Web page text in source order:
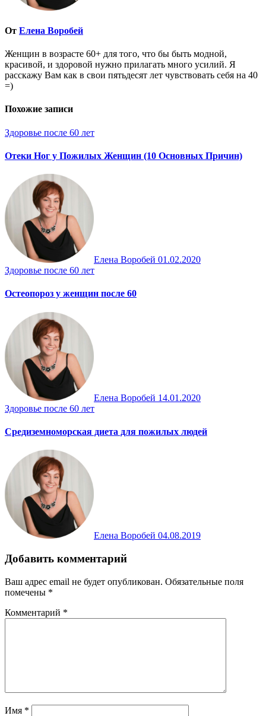
От Елена Воробей
Женщин в возрасте 60+ для того, что бы быть модной,
красивой, и здоровой нужно прилагать много усилий. Я
расскажу Вам как в свои пятьдесят лет чувствовать себя на 40
=)
Похожие записи
Здоровье после 60 лет
Отеки Ног у Пожилых Женщин (10 Основных Причин)
Елена Воробей 01.02.2020
Здоровье после 60 лет
Остеопороз у женщин после 60
Елена Воробей 14.01.2020
Здоровье после 60 лет
Средиземноморская диета для пожилых людей
Елена Воробей 04.08.2019
Добавить комментарий
Ваш адрес email не будет опубликован. Обязательные поля
помечены *
Комментарий *
Имя *